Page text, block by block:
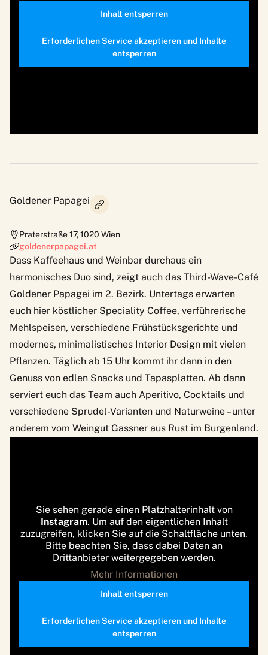
Inhalt entsperren
Erforderlichen Service akzeptieren und Inhalte
entsperren
Goldener Papagei
Praterstraße 17,1020 Wien
goldenerpapagei.at
Dass Kaffeehaus und Weinbar durchaus ein
harmonisches Duo sind, zeigt auch das Third-Wave-Café
Goldener Papagei im 2. Bezirk. Untertags erwarten
euch hier köstlicher Speciality Coffee, verführerische
Mehlspeisen, verschiedene Frühstücksgerichte und
modernes, minimalistisches Interior Design mit vielen
Pflanzen. Täglich ab 15 Uhr kommt ihr dann in den
Genuss von edlen Snacks und Tapasplatten. Ab dann
serviert euch das Team auch Aperitivo, Cocktails und
verschiedene Sprudel-Varianten und Naturweine – unter
anderem vom Weingut Gassner aus Rust im Burgenland.
Sie sehen gerade einen Platzhalterinhalt von
Instagram. Um auf den eigentlichen Inhalt
zuzugreifen, klicken Sie auf die Schaltfläche unten.
Bitte beachten Sie, dass dabei Daten an
Drittanbieter weitergegeben werden.
Mehr Informationen
Inhalt entsperren
Erforderlichen Service akzeptieren und Inhalte
entsperren